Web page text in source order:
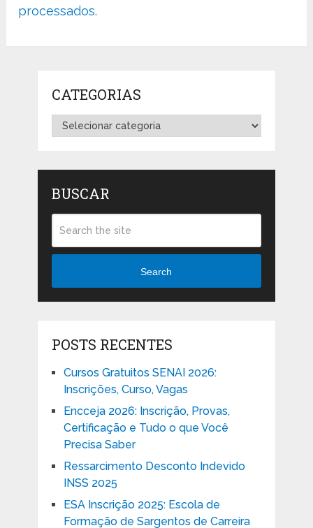
processados.
CATEGORIAS
Categorias
BUSCAR
Search
POSTS RECENTES
Cursos Gratuitos SENAI 2026:
Inscrições, Curso, Vagas
Encceja 2026: Inscrição, Provas,
Certificação e Tudo o que Você
Precisa Saber
Ressarcimento Desconto Indevido
INSS 2025
ESA Inscrição 2025: Escola de
Formação de Sargentos de Carreira